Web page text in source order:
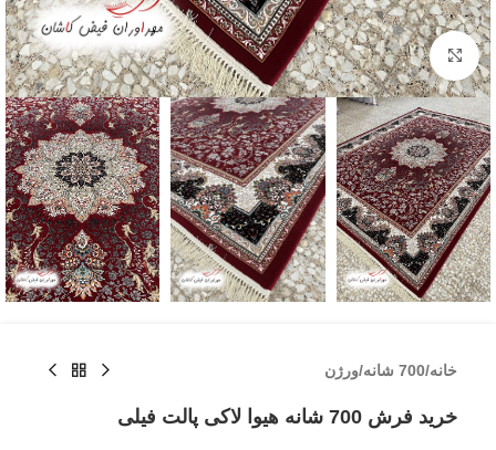
بزرگنمایی تصویر
خانه/700 شانه /ورژن
خرید فرش 700 شانه هیوا لاکی پالت فیلی